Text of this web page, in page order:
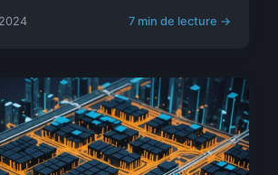
7 min de lecture →